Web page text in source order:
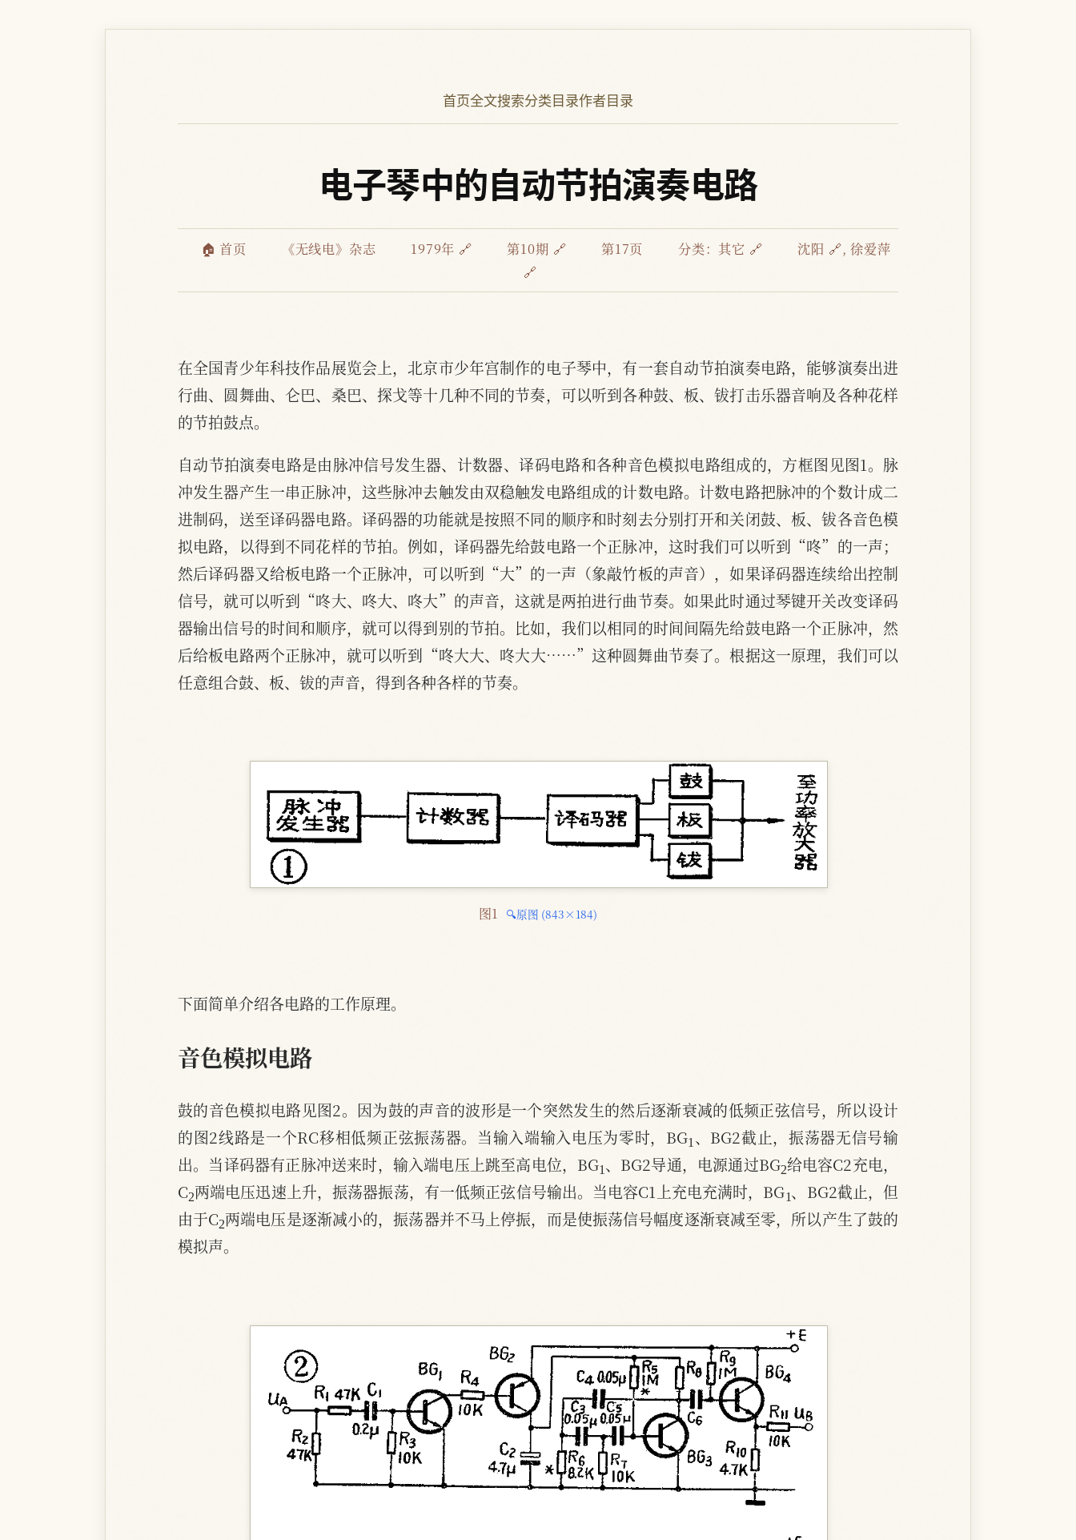
首页全文搜索分类目录作者目录
电子琴中的自动节拍演奏电路
🏠 首页 《无线电》杂志 1979年 🔗 第10期 🔗 第17页 分类： 其它 🔗 沈阳 🔗,徐爱萍
🔗
在全国青少年科技作品展览会上，北京市少年宫制作的电子琴中，有一套自动节拍演奏电路，能够演奏出进
行曲、圆舞曲、仑巴、桑巴、探戈等十几种不同的节奏，可以听到各种鼓、板、钹打击乐器音响及各种花样
的节拍鼓点。
自动节拍演奏电路是由脉冲信号发生器、计数器、译码电路和各种音色模拟电路组成的，方框图见图1。脉
冲发生器产生一串正脉冲，这些脉冲去触发由双稳触发电路组成的计数电路。计数电路把脉冲的个数计成二
进制码，送至译码器电路。译码器的功能就是按照不同的顺序和时刻去分别打开和关闭鼓、板、钹各音色模
拟电路，以得到不同花样的节拍。例如，译码器先给鼓电路一个正脉冲，这时我们可以听到“咚”的一声；
然后译码器又给板电路一个正脉冲，可以听到“大”的一声（象敲竹板的声音），如果译码器连续给出控制
信号，就可以听到“咚大、咚大、咚大”的声音，这就是两拍进行曲节奏。如果此时通过琴键开关改变译码
器输出信号的时间和顺序，就可以得到别的节拍。比如，我们以相同的时间间隔先给鼓电路一个正脉冲，然
后给板电路两个正脉冲，就可以听到“咚大大、咚大大……”这种圆舞曲节奏了。根据这一原理，我们可以
任意组合鼓、板、钹的声音，得到各种各样的节奏。
图1 🔍原图 (843×184)
下面简单介绍各电路的工作原理。
音色模拟电路
鼓的音色模拟电路见图2。因为鼓的声音的波形是一个突然发生的然后逐渐衰减的低频正弦信号，所以设计
的图2线路是一个RC移相低频正弦振荡器。当输入端输入电压为零时，BG
1
、BG2截止，振荡器无信号输
出。当译码器有正脉冲送来时，输入端电压上跳至高电位，BG
1
、BG2导通，电源通过BG
2
给电容C2充电，
C
2
两端电压迅速上升，振荡器振荡，有一低频正弦信号输出。当电容C1上充电充满时，BG
1
、BG2截止，但
由于C
2
两端电压是逐渐减小的，振荡器并不马上停振，而是使振荡信号幅度逐渐衰减至零，所以产生了鼓的
模拟声。